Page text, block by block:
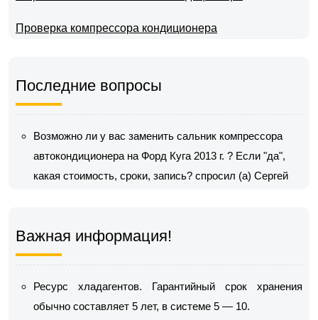
Проверка компрессора кондиционера
Последние вопросы
Возможно ли у вас заменить сальник компрессора
автокондиционера на Форд Куга 2013 г. ? Если "да",
какая стоимость, сроки, запись? спросил (а) Сергей
Важная информация!
Ресурс хладагентов. Гарантийный срок хранения
обычно составляет 5 лет, в системе 5 — 10.